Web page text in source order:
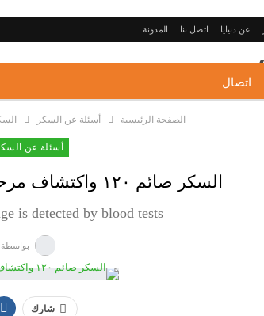
عن دنيايا اتصل بنا المدونة
اتصال
الصفحة الرئيسية أسئلة عن السكر السكر صائم ١٢٠
أسئلة عن
السكر صائم ١٢٠ واكتشاف مرحلة ما قبل السكر عن طريق اختبارات الدم
is detected by blood tests
بواسطة
شارك